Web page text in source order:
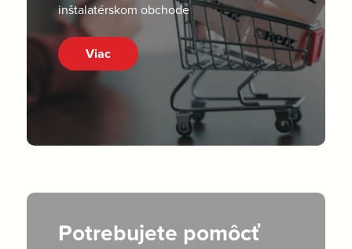
inštalatérskom obchode
Viac
Potrebujete pomôcť